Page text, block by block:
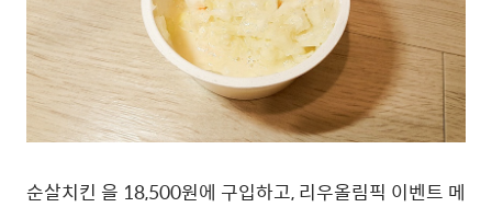
순살치킨 을 18,500원에 구입하고, 리우올림픽 이벤트 메